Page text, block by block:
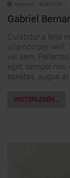
Mittwoch, 19.08.2026
Gabriel
Curabitur a felis
ullamcorper velit.
vel sem.
eget, semper
egestas, augue
WEITERLESEN …